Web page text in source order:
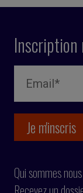
Qui sommes